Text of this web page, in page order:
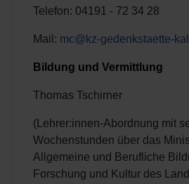
Telefon: 04191 - 72 34 28
Mail: mc@kz-gedenkstaette-
Bildung und Vermittlung
Thomas Tschirner
(Lehrer:innen-Abordnung mit
Wochenstunden über das
Allgemeine und Berufliche
Forschung und Kultur des